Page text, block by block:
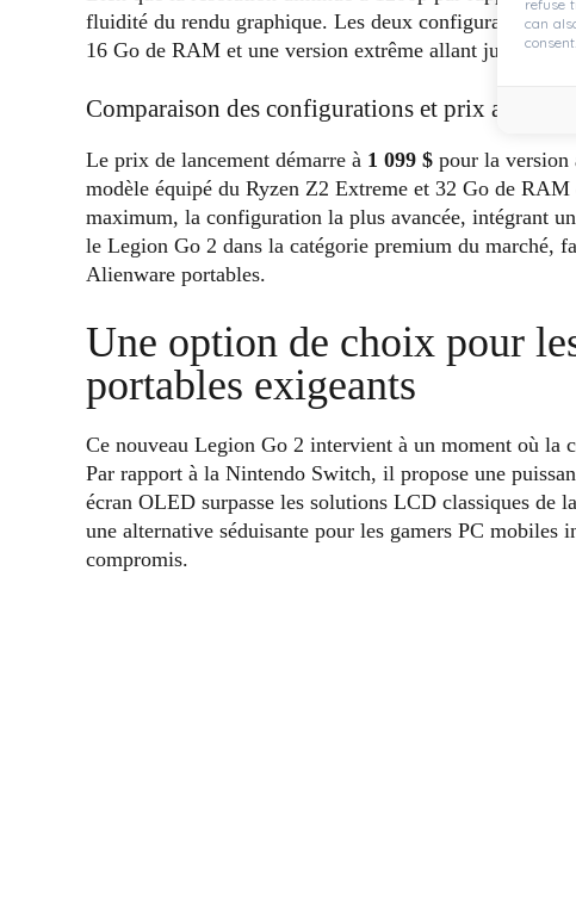
fluidité du rendu graphique. Les deux configurations
16 Go de RAM et une version extrême allant jusqu’à
Comparaison des configurations et prix annoncés
Le prix de lancement démarre à 1 099 $ pour la
modèle équipé du Ryzen Z2 Extreme et 32 Go de RAM
maximum, la configuration la plus avancée, intégrant
le Legion Go 2 dans la catégorie premium du marché,
Alienware portables.
Une option de choix pour
portables exigeants
Ce nouveau Legion Go 2 intervient à un moment où la
Par rapport à la Nintendo Switch, il propose une
écran OLED surpasse les solutions LCD classiques de
une alternative séduisante pour les gamers PC mobiles
compromis.
refuse
can